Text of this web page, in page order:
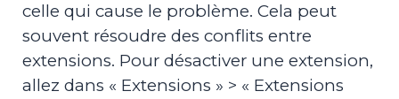
celle qui cause le problème. Cela peut
souvent résoudre des conflits entre
extensions. Pour désactiver une extension,
allez dans « Extensions » > « Extensions